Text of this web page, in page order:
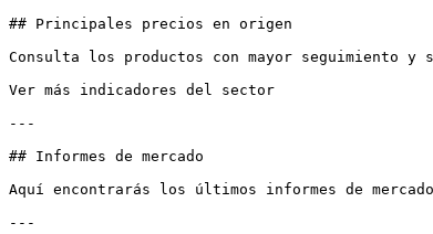
## Principales precios en origen
Consulta los productos con mayor seguimiento
Ver más indicadores del sector
---
## Informes de mercado
Aquí encontrarás los últimos informes de
---